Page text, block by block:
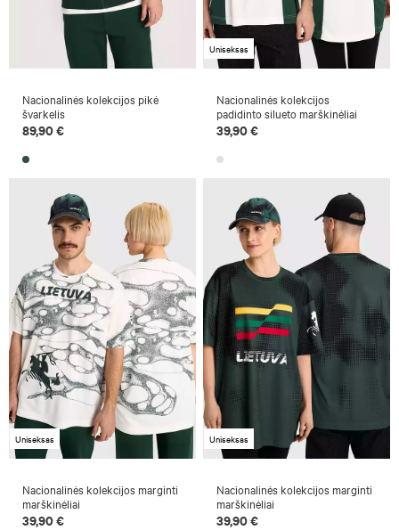
Nacionalinės kolekcijos pikė
švarkelis
89,90 €
Uniseksas
Nacionalinės kolekcijos
padidinto silueto marškinėliai
39,90 €
Uniseksas
Nacionalinės kolekcijos marginti
marškinėliai
39,90 €
Uniseksas
Nacionalinės kolekcijos marginti
marškinėliai
39,90 €